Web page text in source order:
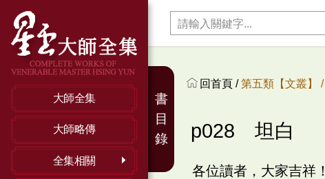
大師全集
大師略傳
全集相關
回首頁 /第五類【文叢】 /
p028 坦白
各位讀者，大家吉祥！
書
目
錄